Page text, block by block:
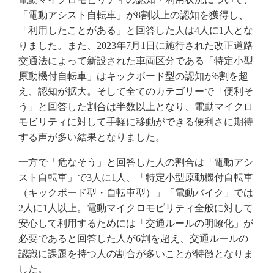
「電動アシスト自転車」が8割以上の認知を獲得し、
「利用したことがある」と回答した人は4人に1人とな
りました。また、2023年7月1日に施行された改正道路
交通法によって新設された車両区分である「特定小型
原動機付自転車」はキックボード型の認知が6割を超
え、認知が拡大。そして全てのカテゴリーで「便利そ
う」と回答した割合は半数以上となり、電動マイクロ
モビリティに対して手軽に移動ができる便利さに期待
する声が多い結果となりました。
一方で「危なそう」と回答した人の割合は「電動アシ
スト自転車」で3人に1人、「特定小型原動機付自転車
（キックボード型・自転車型）」「電動バイク」では
2人に1人以上。電動マイクロモビリティ全般に対して
安心して利用するためには「交通ルールの明瞭化」が
必要であると回答した人が6割を超え、交通ルールの
認識に課題を持つ人の割合が多いことが特徴となりま
した。